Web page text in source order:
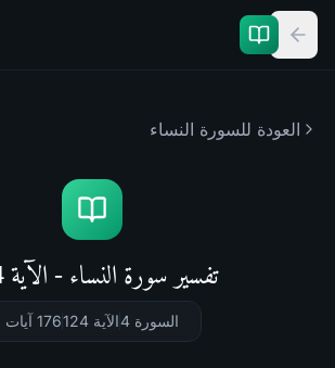
العودة للسورة النساء
تفسير سورة النساء - الآية 124
السورة 4 الآية 124 176 آيات